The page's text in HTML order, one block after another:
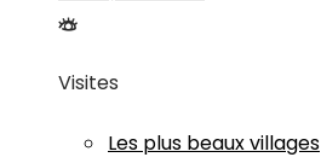
Visites
Les plus beaux villages